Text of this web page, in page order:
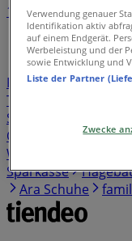
1 345
38
Kaufland
Lidl
Penny
Norisbank
Thule
Sparda Bank
OTTO
Rossmann
Weiden
Sparkasse
Ara Schuhe
Verwendung genauer
Identifikation aktiv
auf einem Endgerät.
Werbeleistung und der
sowie Entwicklung und
Liste der Partner
Zwecke